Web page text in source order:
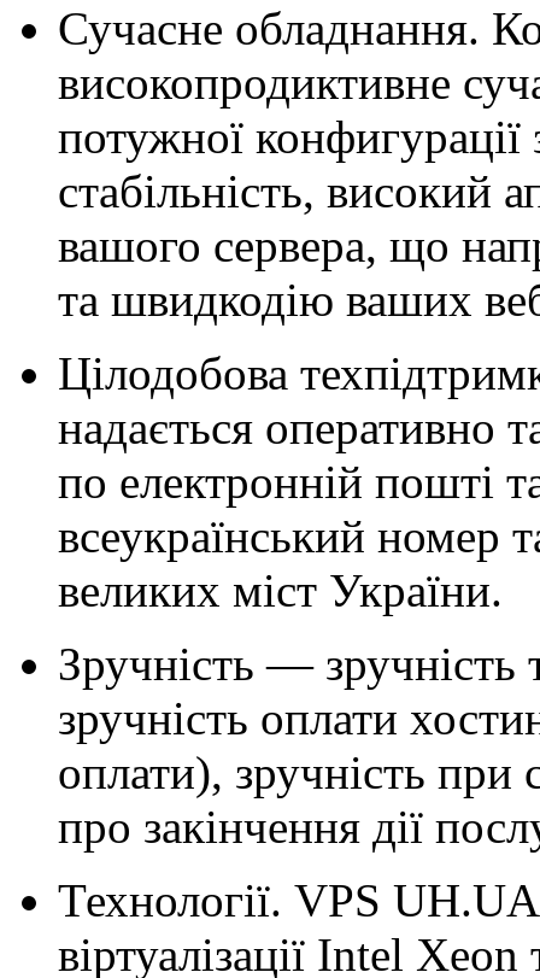
Сучасне обладнання.
високопродиктивне
потужної конфигурації
стабільність, високий
вашого сервера, що
та швидкодію ваших
Цілодобова
надається оперативно
по електронній пошті
всеукраїнський номер
великих міст України.
Зручність — зручність
зручність оплати
оплати), зручність при
про закінчення дії
Технології. VPS
віртуалізації Intel